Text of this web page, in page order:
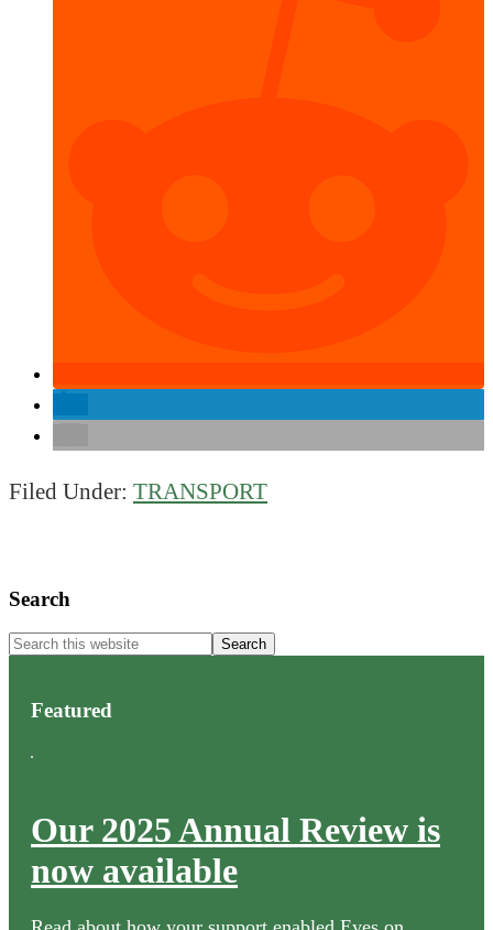
Filed Under: TRANSPORT
Primary
Sidebar
Search
Search
this
Featured
Our 2025 Annual Review is
now available